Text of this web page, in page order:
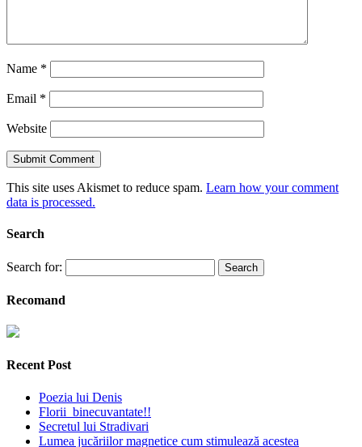
Name *
Email *
Website
This site uses Akismet to reduce spam. Learn how your comment
data is processed.
Search
Search for:
Recomand
Recent Post
Poezia lui Denis
Florii binecuvantate!!
Secretul lui Stradivari
Lumea jucăriilor magnetice cum stimulează acestea